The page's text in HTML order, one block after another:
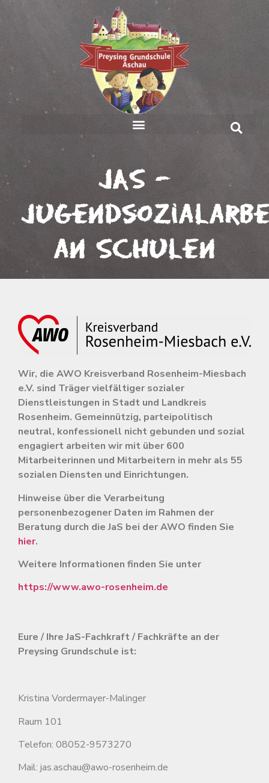
JAS –
an Schulen
Wir, die AWO Kreisverband Rosenheim-Miesbach
e.V. sind Träger vielfältiger sozialer
Dienstleistungen in Stadt und Landkreis
Rosenheim. Gemeinnützig, parteipolitisch
neutral, konfessionell nicht gebunden und sozial
engagiert arbeiten wir mit über 600
Mitarbeiterinnen und Mitarbeitern in mehr als 55
sozialen Diensten und Einrichtungen.
Hinweise über die Verarbeitung
personenbezogener Daten im Rahmen der
Beratung durch die JaS bei der AWO finden Sie
hier.
Weitere Informationen finden Sie unter
https://www.awo-rosenheim.de
Eure / Ihre JaS-Fachkraft / Fachkräfte an der
Preysing Grundschule ist:
Kristina Vordermayer-Malinger
Raum 101
Telefon: 08052-9573270
Mail: jas.aschau@awo-rosenheim.de